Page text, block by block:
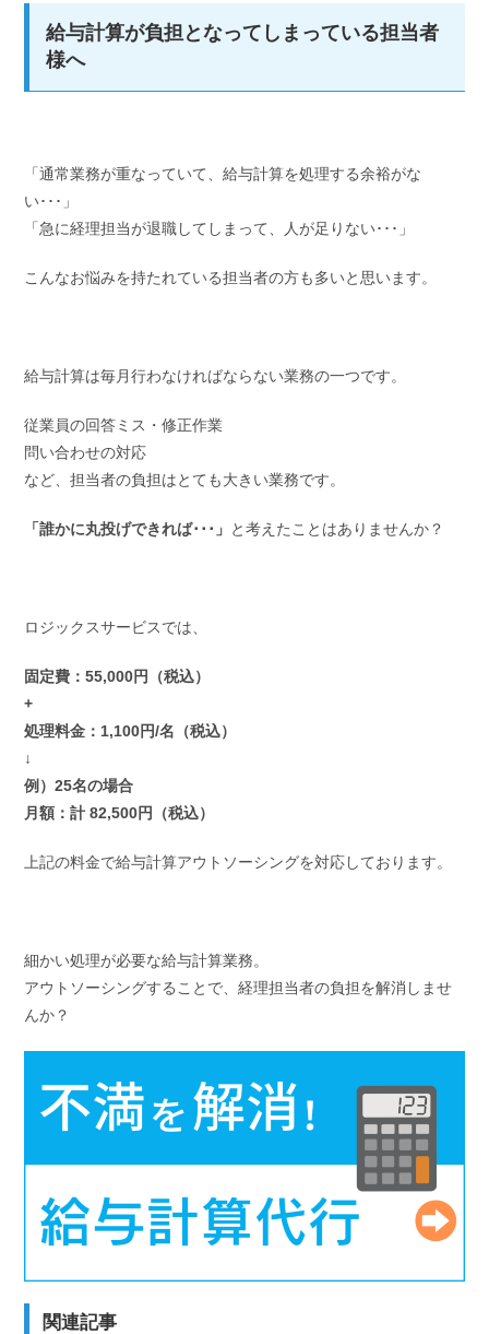
給与計算が負担となってしまっている担当者
様へ
「通常業務が重なっていて、給与計算を処理する余裕がな
い･･･」
「急に経理担当が退職してしまって、人が足りない･･･」
こんなお悩みを持たれている担当者の方も多いと思います。
給与計算は毎月行わなければならない業務の一つです。
従業員の回答ミス・修正作業
問い合わせの対応
など、担当者の負担はとても大きい業務です。
「誰かに丸投げできれば･･･」 と考えたことはありませんか？
ロジックスサービスでは、
固定費：55,000円（税込）
+
処理料金：1,100円/名（税込）
↓
例）25名の場合
月額：計 82,500円（税込）
上記の料金で給与計算アウトソーシングを対応しております。
細かい処理が必要な給与計算業務。
アウトソーシングすることで、経理担当者の負担を解消しませ
んか？
関連記事